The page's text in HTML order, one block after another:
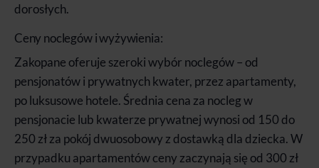
dorosłych.
Ceny noclegów i wyżywienia:
Zakopane oferuje szeroki wybór noclegów – od
pensjonatów i prywatnych kwater, przez apartamenty,
po luksusowe hotele. Średnia cena za nocleg w
pensjonacie lub kwaterze prywatnej wynosi od 150 do
250 zł za pokój dwuosobowy z dostawką dla dziecka. W
przypadku apartamentów ceny zaczynają się od 300 zł